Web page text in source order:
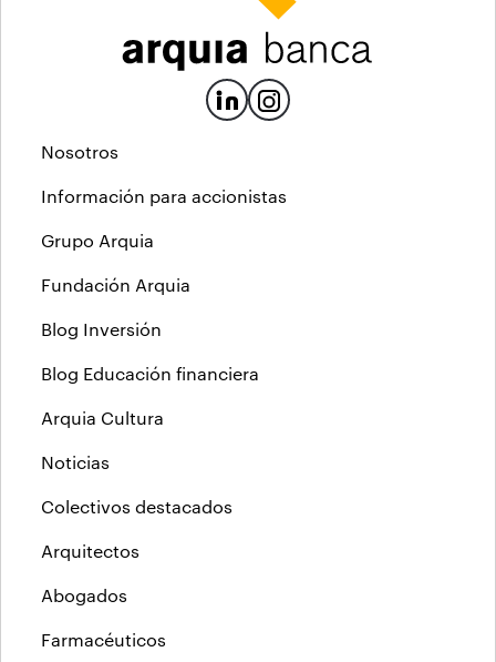
Nosotros
Información para accionistas
Grupo Arquia
Fundación Arquia
Blog Inversión
Blog Educación financiera
Arquia Cultura
Noticias
Colectivos destacados
Arquitectos
Abogados
Farmacéuticos